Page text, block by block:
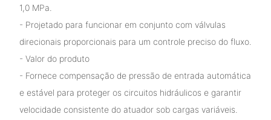
1,0 MPa.
- Projetado para funcionar em conjunto com válvulas
direcionais proporcionais para um controle preciso do fluxo.
- Valor do produto
- Fornece compensação de pressão de entrada automática
e estável para proteger os circuitos hidráulicos e garantir
velocidade consistente do atuador sob cargas variáveis.